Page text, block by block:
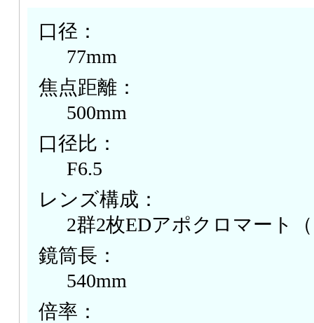
口径：
77mm
焦点距離：
500mm
口径比：
F6.5
レンズ構成：
2群2枚EDアポクロマート
鏡筒長：
540mm
倍率：